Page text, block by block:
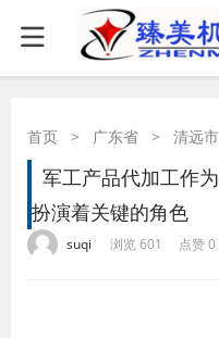
首页 > 广东省 > 清远市
军工产品代加工作
扮演着关键的角色
suqi 浏览 601 点赞 0